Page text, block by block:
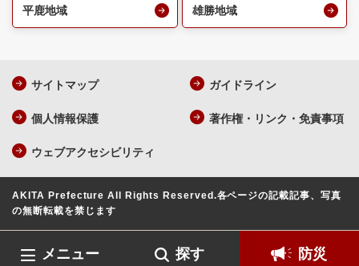
メニュー 探す 防災
平鹿地域 雄勝地域
サイトマップ ガイドライン
個人情報保護 著作権・リンク・免責事項
ウェブアクセシビリティ
AKITA Prefecture All Rights Reserved.各ページの記載記事、写真
の無断転載を禁じます